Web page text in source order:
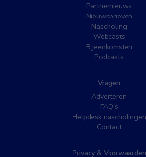
Partnernieuws
Nieuwsbrieven
Nascholing
Webcasts
Bijeenkomsten
Podcasts
Vragen
Adverteren
FAQ’s
Helpdesk nascholingen
Contact
Privacy & Voorwaarden